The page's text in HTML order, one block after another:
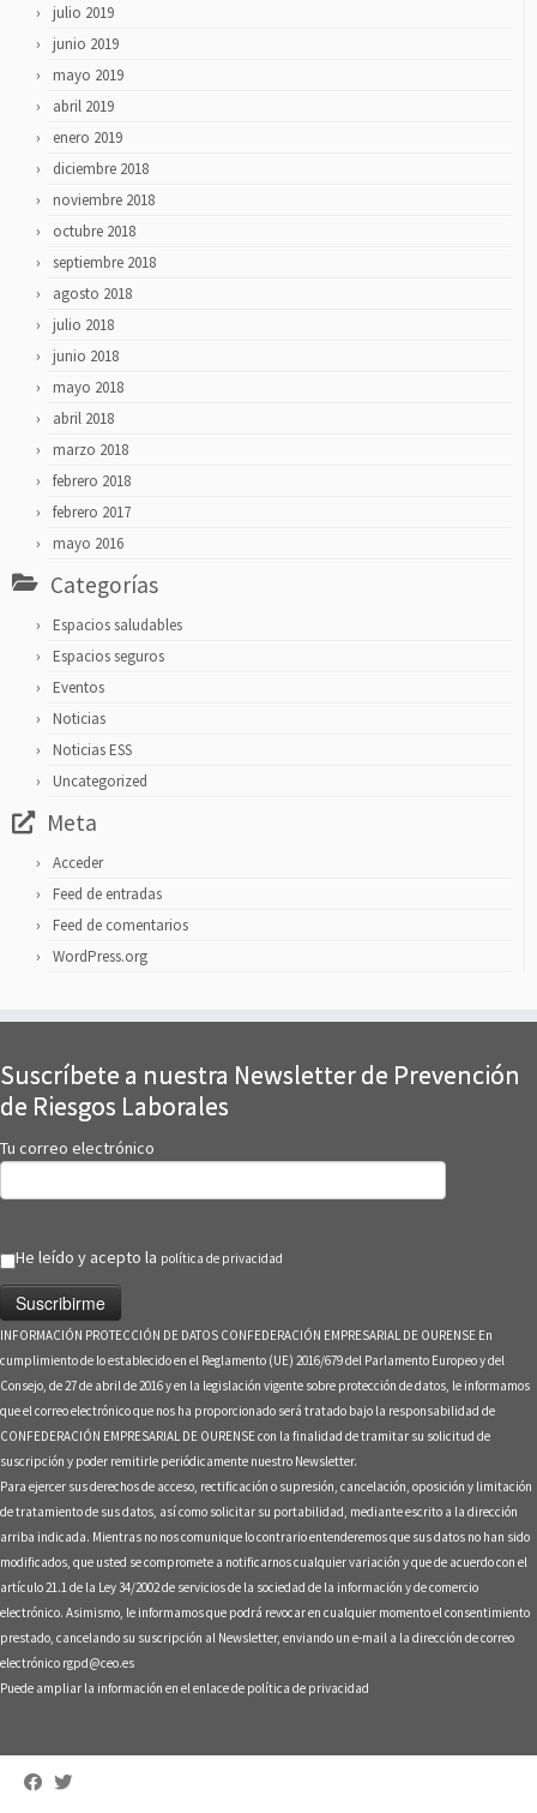
julio 2019
junio 2019
mayo 2019
abril 2019
enero 2019
diciembre 2018
noviembre 2018
octubre 2018
septiembre 2018
agosto 2018
julio 2018
junio 2018
mayo 2018
abril 2018
marzo 2018
febrero 2018
febrero 2017
mayo 2016
Categorías
Espacios saludables
Espacios seguros
Eventos
Noticias
Noticias ESS
Uncategorized
Meta
Acceder
Feed de entradas
Feed de comentarios
WordPress.org
Suscríbete a nuestra Newsletter de Prevención
de Riesgos Laborales
Tu correo electrónico
He leído y acepto la política de privacidad
INFORMACIÓN PROTECCIÓN DE DATOS CONFEDERACIÓN EMPRESARIAL DE OURENSE En
cumplimiento de lo establecido en el Reglamento (UE) 2016/679 del Parlamento Europeo y del
Consejo, de 27 de abril de 2016 y en la legislación vigente sobre protección de datos, le informamos
que el correo electrónico que nos ha proporcionado será tratado bajo la responsabilidad de
CONFEDERACIÓN EMPRESARIAL DE OURENSE con la finalidad de tramitar su solicitud de
suscripción y poder remitirle periódicamente nuestro Newsletter.
Para ejercer sus derechos de acceso, rectificación o supresión, cancelación, oposición y limitación
de tratamiento de sus datos, así como solicitar su portabilidad, mediante escrito a la dirección
arriba indicada. Mientras no nos comunique lo contrario entenderemos que sus datos no han sido
modificados, que usted se compromete a notificarnos cualquier variación y que de acuerdo con el
artículo 21.1 de la Ley 34/2002 de servicios de la sociedad de la información y de comercio
electrónico. Asimismo, le informamos que podrá revocar en cualquier momento el consentimiento
prestado, cancelando su suscripción al Newsletter, enviando un e-mail a la dirección de correo
electrónico rgpd@ceo.es
Puede ampliar la información en el enlace de política de privacidad